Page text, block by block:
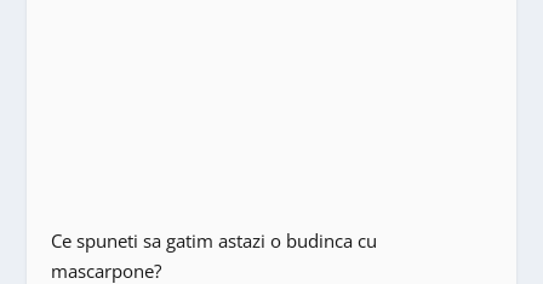
Ce spuneti sa gatim astazi o budinca cu
mascarpone?